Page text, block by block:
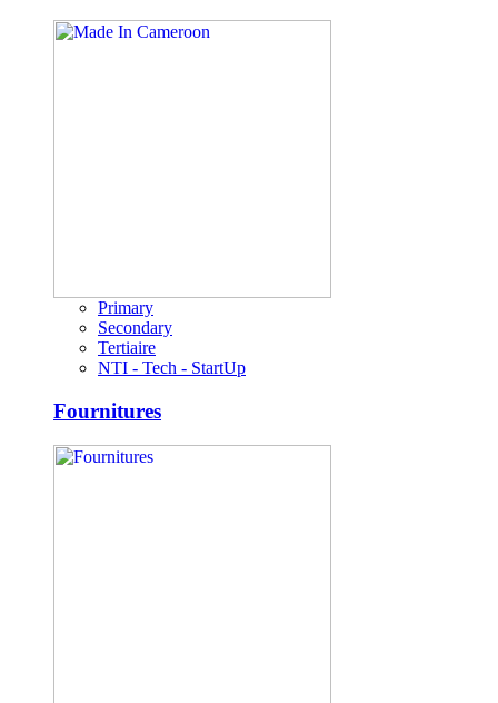
Primary
Secondary
Tertiaire
NTI - Tech - StartUp
Fournitures